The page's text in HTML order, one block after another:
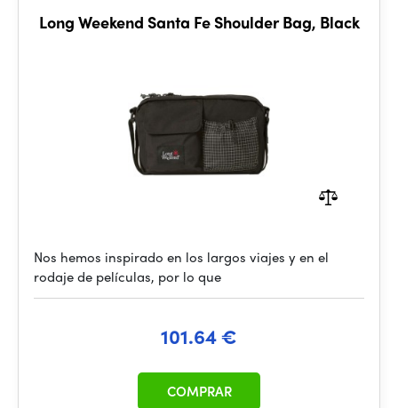
Long Weekend Santa Fe Shoulder Bag, Black
Nos hemos inspirado en los largos viajes y en el
rodaje de películas, por lo que
101.64 €
COMPRAR